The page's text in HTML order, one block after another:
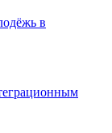
в